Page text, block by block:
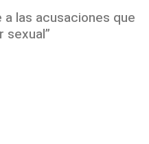
las acusaciones que
sexual”